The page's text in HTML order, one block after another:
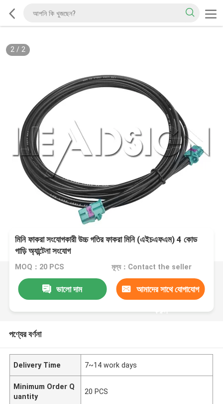
2/ 2
মিনি ফাকরা সংযোগকারী উচ্চ গতির ফাকরা মিনি (এইচএফএম) 4 কোড
গাড়ি অ্যান্টেনা সংযোগ
MOQ：20 PCS মূল্য：Contact the seller
ভালো দাম আমাদের সাথে যোগাযোগ
করুন
পণ্যের বর্ণনা
Delivery Time 7~14 work days
Minimum Order Q
uantity
20 PCS